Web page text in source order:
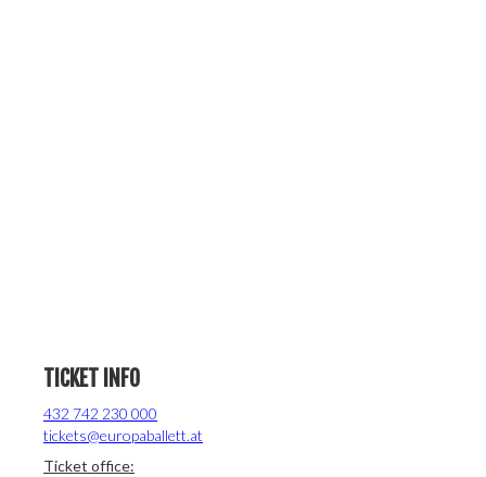
TICKET INFO
432 742 230 000
tickets@europaballett.at
Ticket office: